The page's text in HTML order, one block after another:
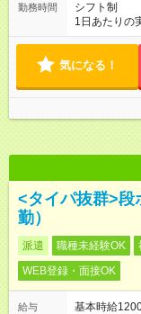
勤務時間
シフト制
1日あたりの
間） ※上記
のシフトを
気になる！
<タイパ抜群>段
勤）
派遣 職種未経験OK
WEB登録・面接OK
給与
基本時給